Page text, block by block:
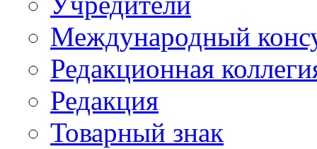
Международный
Редакционная
Редакция
Товарный знак